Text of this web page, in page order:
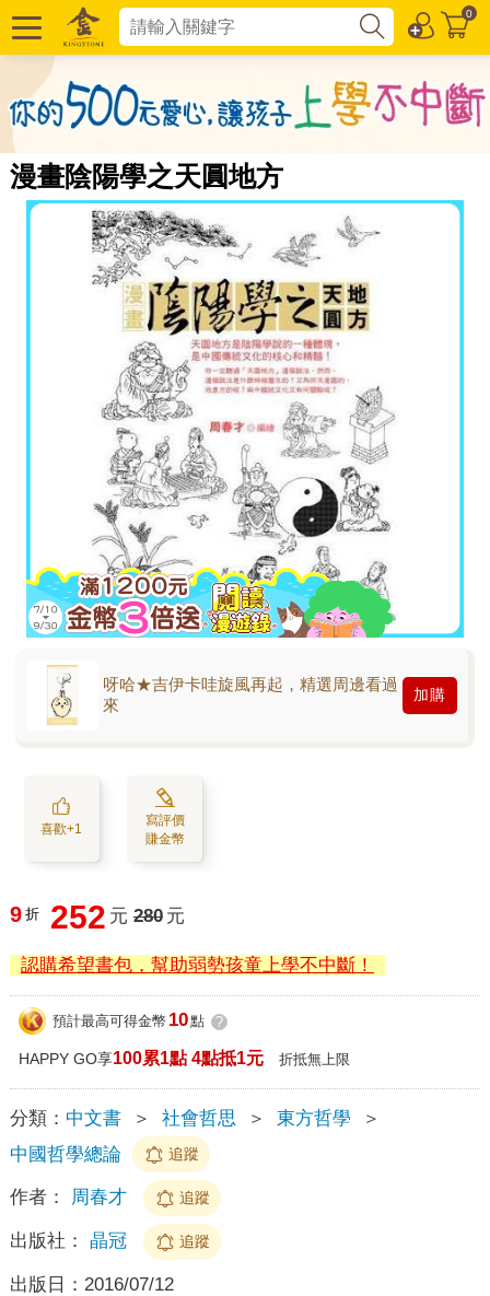
0
漫畫陰陽學之天圓地方
呀哈★吉伊卡哇旋風再起，精選周邊看過
來
加購
喜歡+1
寫評價
賺金幣
9 折 252 元 280 元
認購希望書包，幫助弱勢孩童上學不中斷！
預計最高可得金幣 10點 ?
HAPPY GO享100累1點 4點抵1元 折抵無上限
分類： 中文書 ＞ 社會哲思 ＞ 東方哲學
＞
中國哲學總論
追蹤
作者： 周春才 追蹤
出版社： 晶冠 追蹤
出版日： 2016/07/12